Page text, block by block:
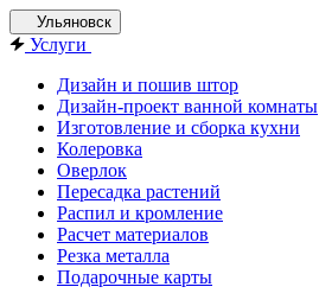
Ульяновск
Услуги
Дизайн и пошив штор
Дизайн-проект ванной комнаты
Изготовление и сборка кухни
Колеровка
Оверлок
Пересадка растений
Распил и кромление
Расчет материалов
Резка металла
Подарочные карты